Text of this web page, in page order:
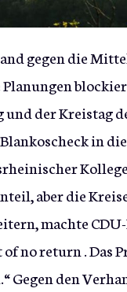
gegen die
der Kreistag
in
aber die
machte
of no return .
Gegen den